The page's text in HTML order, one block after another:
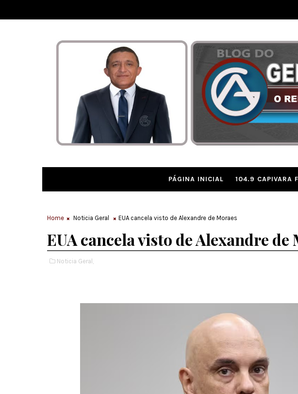
PÁGINA INICIAL 104.9 CAPIVARA
Home Noticia Geral EUA cancela visto de Alexandre de Moraes
EUA cancela visto de Alexandre de
Noticia Geral,